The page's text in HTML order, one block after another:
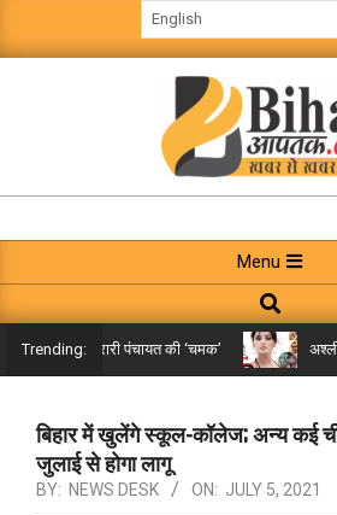
to
BIHAR
AAPTAK
Navigation
Menu
Menu
Search
Trending:
तक पहुंची गरारी पंचायत की ‘चमक’ अश्लील
बिहार में खुलेंगे स्कूल-कॉलेज; अन्य कई
जुलाई से होगा लागू
BY: NEWS DESK ON: JULY 5, 2021